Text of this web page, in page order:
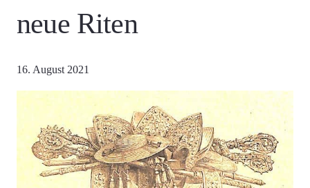
neue Riten
16. August 2021